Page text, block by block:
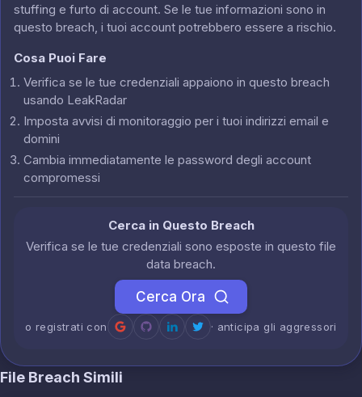
stuffing e furto di account. Se le tue informazioni sono in
questo breach, i tuoi account potrebbero essere a rischio.
Cosa Puoi Fare
Verifica se le tue credenziali appaiono in questo breach
usando LeakRadar
Imposta avvisi di monitoraggio per i tuoi indirizzi email e
domini
Cambia immediatamente le password degli account
compromessi
Cerca in Questo Breach
Verifica se le tue credenziali sono esposte in questo file
data breach.
Cerca Ora
o registrati con · anticipa gli aggressori
File Breach Simili